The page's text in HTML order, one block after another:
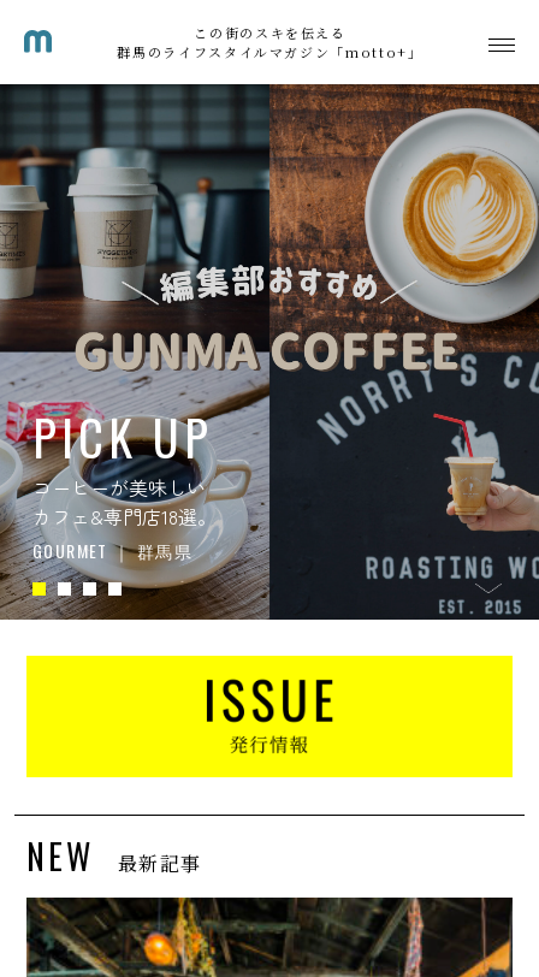
この街のスキを伝える
群馬のライフスタイルマガジン「motto+」
PICK UP
カフェ&専門店の
美味しいスイーツ30選。
GOURMET ｜ 群馬県
NEW 最新記事